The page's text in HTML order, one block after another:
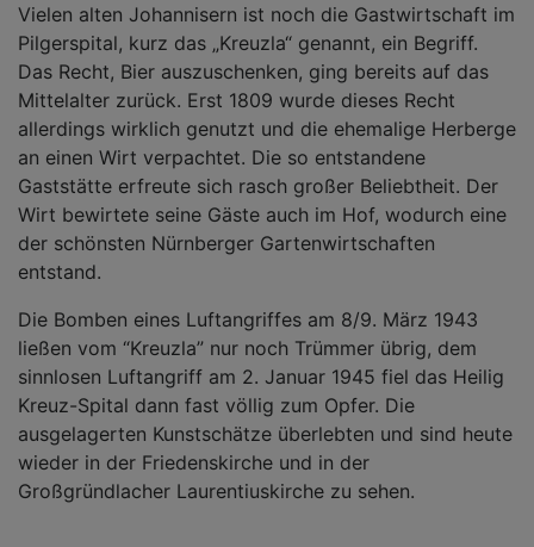
Vielen alten Johannisern ist noch die Gastwirtschaft im
Pilgerspital, kurz das „Kreuzla“ genannt, ein Begriff.
Das Recht, Bier auszuschenken, ging bereits auf das
Mittelalter zurück. Erst 1809 wurde dieses Recht
allerdings wirklich genutzt und die ehemalige Herberge
an einen Wirt verpachtet. Die so entstandene
Gaststätte erfreute sich rasch großer Beliebtheit. Der
Wirt bewirtete seine Gäste auch im Hof, wodurch eine
der schönsten Nürnberger Gartenwirtschaften
entstand.
Die Bomben eines Luftangriffes am 8/9. März 1943
ließen vom “Kreuzla” nur noch Trümmer übrig, dem
sinnlosen Luftangriff am 2. Januar 1945 fiel das Heilig
Kreuz-Spital dann fast völlig zum Opfer. Die
ausgelagerten Kunstschätze überlebten und sind heute
wieder in der Friedenskirche und in der
Großgründlacher Laurentiuskirche zu sehen.